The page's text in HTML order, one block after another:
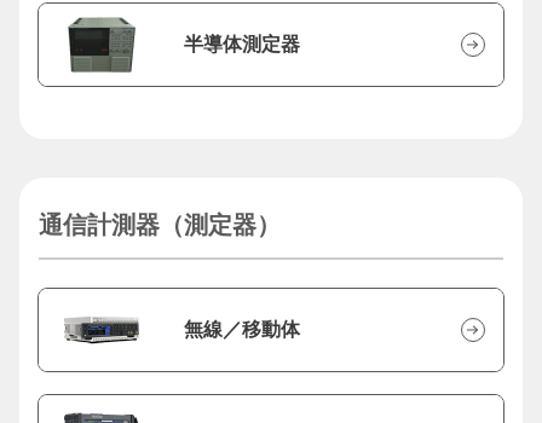
半導体測定器
通信計測器（測定器）
無線／移動体